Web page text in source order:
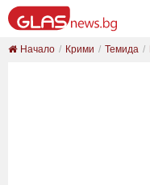
Начало Крими Темида